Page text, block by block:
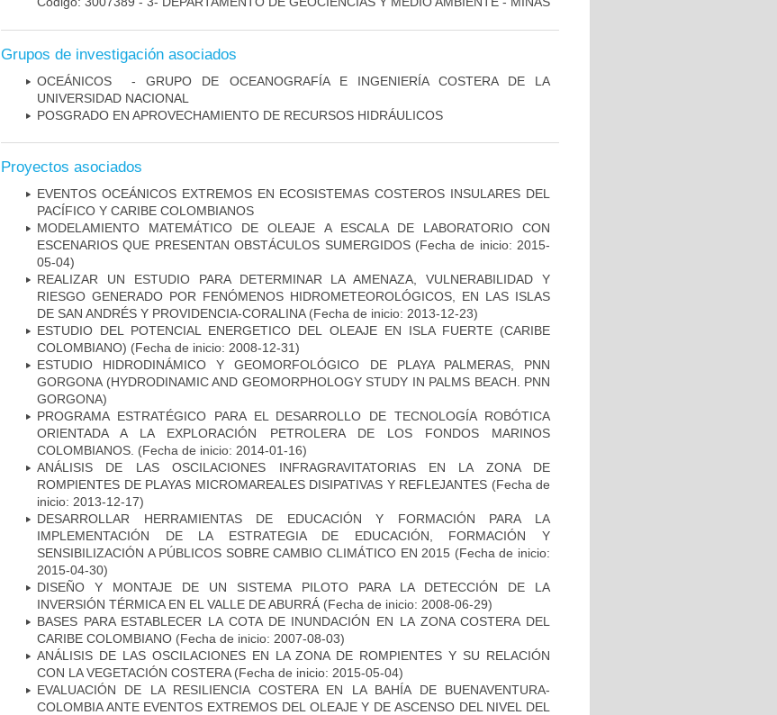
Grupos de investigación asociados
OCEÁNICOS ­ - GRUPO DE OCEANOGRAFÍA E INGENIERÍA COSTERA DE LA
UNIVERSIDAD NACIONAL
POSGRADO EN APROVECHAMIENTO DE RECURSOS HIDRÁULICOS
Proyectos asociados
EVENTOS OCEÁNICOS EXTREMOS EN ECOSISTEMAS COSTEROS INSULARES DEL
PACÍFICO Y CARIBE COLOMBIANOS
MODELAMIENTO MATEMÁTICO DE OLEAJE A ESCALA DE LABORATORIO CON
ESCENARIOS QUE PRESENTAN OBSTÁCULOS SUMERGIDOS(Fecha de inicio: 2015-
05-04)
REALIZAR UN ESTUDIO PARA DETERMINAR LA AMENAZA, VULNERABILIDAD Y
RIESGO GENERADO POR FENÓMENOS HIDROMETEOROLÓGICOS, EN LAS ISLAS
DE SAN ANDRÉS Y PROVIDENCIA-CORALINA(Fecha de inicio: 2013-12-23)
ESTUDIO DEL POTENCIAL ENERGETICO DEL OLEAJE EN ISLA FUERTE (CARIBE
COLOMBIANO) (Fecha de inicio: 2008-12-31)
ESTUDIO HIDRODINÁMICO Y GEOMORFOLÓGICO DE PLAYA PALMERAS, PNN
GORGONA (HYDRODINAMIC AND GEOMORPHOLOGY STUDY IN PALMS BEACH. PNN
GORGONA)
PROGRAMA ESTRATÉGICO PARA EL DESARROLLO DE TECNOLOGÍA ROBÓTICA
ORIENTADA A LA EXPLORACIÓN PETROLERA DE LOS FONDOS MARINOS
COLOMBIANOS. (Fecha de inicio: 2014-01-16)
ANÁLISIS DE LAS OSCILACIONES INFRAGRAVITATORIAS EN LA ZONA DE
ROMPIENTES DE PLAYAS MICROMAREALES DISIPATIVAS Y REFLEJANTES (Fecha de
inicio: 2013-12-17)
DESARROLLAR HERRAMIENTAS DE EDUCACIÓN Y FORMACIÓN PARA LA
IMPLEMENTACIÓN DE LA ESTRATEGIA DE EDUCACIÓN, FORMACIÓN Y
SENSIBILIZACIÓN A PÚBLICOS SOBRE CAMBIO CLIMÁTICO EN 2015 (Fecha de inicio:
2015-04-30)
DISEÑO Y MONTAJE DE UN SISTEMA PILOTO PARA LA DETECCIÓN DE LA
INVERSIÓN TÉRMICA EN EL VALLE DE ABURRÁ (Fecha de inicio: 2008-06-29)
BASES PARA ESTABLECER LA COTA DE INUNDACIÓN EN LA ZONA COSTERA DEL
CARIBE COLOMBIANO (Fecha de inicio: 2007-08-03)
ANÁLISIS DE LAS OSCILACIONES EN LA ZONA DE ROMPIENTES Y SU RELACIÓN
CON LA VEGETACIÓN COSTERA(Fecha de inicio: 2015-05-04)
EVALUACIÓN DE LA RESILIENCIA COSTERA EN LA BAHÍA DE BUENAVENTURA-
COLOMBIA ANTE EVENTOS EXTREMOS DEL OLEAJE Y DE ASCENSO DEL NIVEL DEL